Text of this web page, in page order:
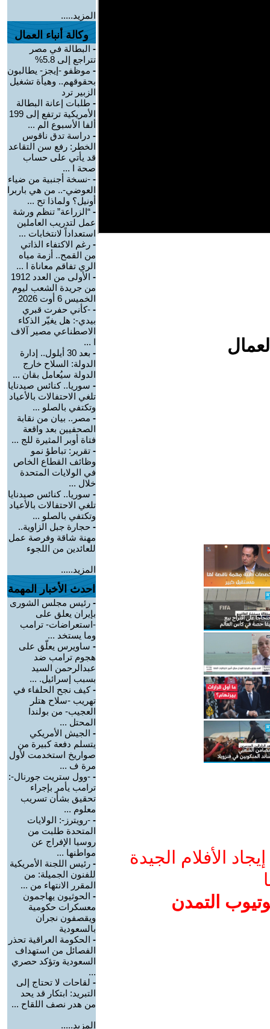
الأفلام الجيدة
التمدن
المزيد.....
وكالة أنباء العمال
- البطالة في مصر
تتراجع إلى 5.8%
- موظفو -إيجز- يطالبون
بحقوقهم.. وهيأة تشغيل
الزبير ترد
- طلبات إعانة البطالة
الأمريكية ترتفع إلى 199
ألفا الأسبوع الم ...
- دراسة تدق ناقوس
الخطر: رفع سن التقاعد
قد يأتي على حساب
صحة ا ...
- -نسخة أجنبية من ضياء
العوضي-.. من هي باربرا
أونيل؟ ولماذا تح ...
- “الزراعة” تنظم ورشة
عمل لتدريب العاملين
استعداداً لانتخابات ...
- رغم الاكتفاء الذاتي
من القمح.. أزمة مياه
الري تفاقم معاناة ا ...
-
الأولى من العدد 1912
من جريدة الشعب ليوم
الخميس 6 أوت 2026
- -كأني حفرت قبري
بيدي-: هل يغيّر الذكاء
الاصطناعي مصير آلاف
ا ...
-
بعد 30 أيلول.. إدارة
الدولة: السلاح خارج
الدولة سيُعامل بقان ...
- سوريا.. كنائس صيدنايا
تلغي الاحتفالات بالأعياد
وتكتفي بالصلو ...
- مصر.. بيان من نقابة
الصحفيين بعد واقعة
فتاة أوبر المثيرة للج ...
- تقرير: تباطؤ نمو
وظائف القطاع الخاص
في الولايات المتحدة
خلال ...
- سوريا.. كنائس صيدنايا
تلغي الاحتفالات بالأعياد
وتكتفي بالصلو ...
- حجارة جبل الزاوية..
مهنة شاقة وفرصة عمل
للعائدين من اللجوء
المزيد.....
احدث الأخبار المهمة
- رئيس مجلس الشورى
بإيران يعلق على
-استعراضات- ترامب
وما يستخد ...
- ساويرس يعلّق على
هجوم ترامب ضد
عبدالرحمن السيد
بسبب إسرائيل. ...
-كيف نجح الحلفاء في
تهريب -سلاح هتلر
العجيب- من بولندا
المحتل ...
- الجيش الأمريكي
يتسلم دفعة كبيرة من
صواريخ استخدمت لأول
مرة ف ...
- -وول ستريت جورنال-:
ترامب يأمر بإجراء
تحقيق بشأن تسريب
معلوم ...
- -رويترز-: الولايات
المتحدة طلبت من
روسيا الإفراج عن
مواطنها ...
- رئيس اللجنة الأمريكية
للفنون الجميلة: من
المقرر الانتهاء من ...
- الحوثيون يهاجمون
معسكرات حكومية
ويقصفون نجران
بالسعودية
- الحكومة العراقية تحذر
الفصائل من استهداف
السعودية وتؤكد حصري
...
- لقاحات لا تحتاج إلى
التبريد: ابتكار قد يحد
من هدر نصف اللقاح ...
المزيد.....